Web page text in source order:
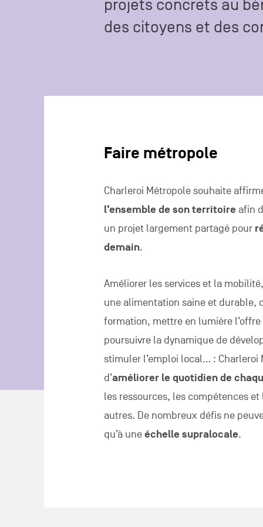
projets concrets au
des citoyens et des
Faire métropole
Charleroi Métropole souhaite
l’ensemble de son territoire afin
un projet largement partagé pour
demain.
Améliorer les services et la
une alimentation saine et durable,
formation, mettre en lumière
poursuivre la dynamique de
stimuler l’emploi local… : Charleroi
d’améliorer le quotidien de
les ressources, les compétences
autres. De nombreux défis ne
qu’à uneéchelle supralocale.